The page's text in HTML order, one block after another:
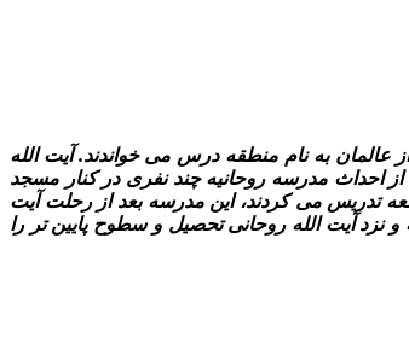
به نام منطقه درس مى خواندند. آیت الله
احداث مدرسه روحانیه چند نفرى در کنار مسجد
روحانى شاگردانش تا شرح لمعه تدریس مى کردند، این مدرسه بعد از رحلت آیت
آیت الله روحانى تحصیل و سطوح پایین تر را